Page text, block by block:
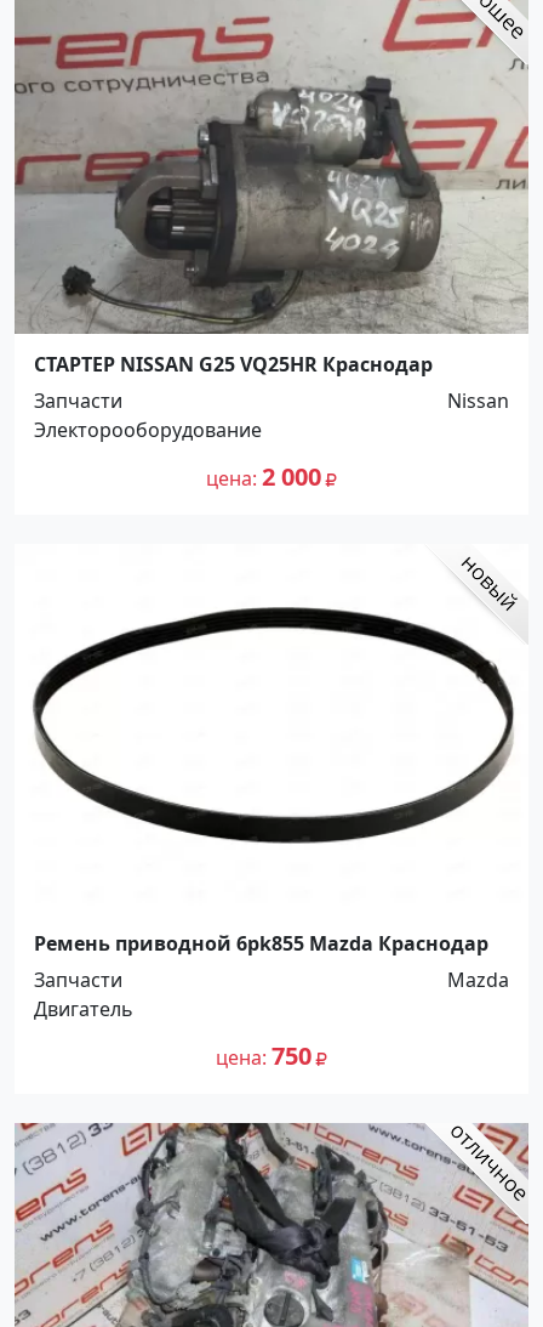
СТАРТЕР NISSAN G25 VQ25HR Краснодар
Запчасти
Nissan
Электорооборудование
цена 2 000
Ремень приводной 6pk855 Mazda Краснодар
Запчасти
Mazda
Двигатель
цена 750